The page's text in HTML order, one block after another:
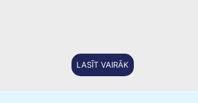
LASĪT VAIRĀK